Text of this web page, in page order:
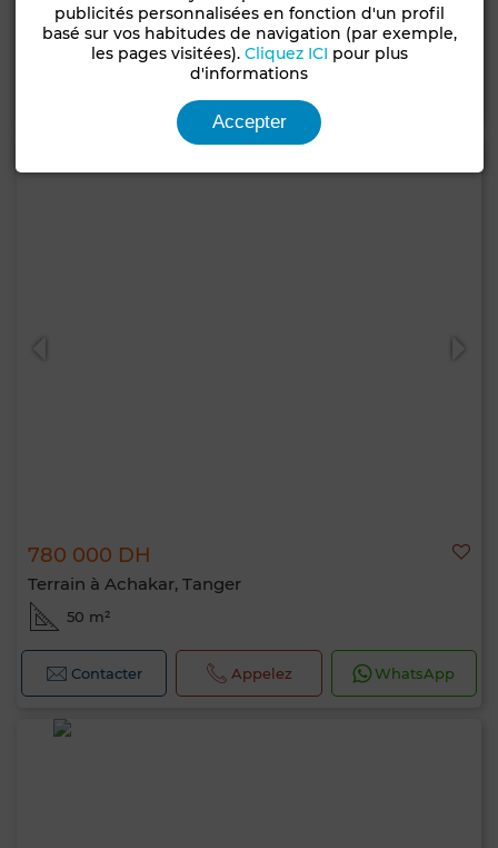
600 m²
780 000 DH
Terrain à Achakar, Tanger
50 m²
Contacter Appelez WhatsApp
publicités personnalisées en fonction d'un profil
basé sur vos habitudes de navigation (par exemple,
les pages visitées). Cliquez ICI pour plus
d'informations
Accepter